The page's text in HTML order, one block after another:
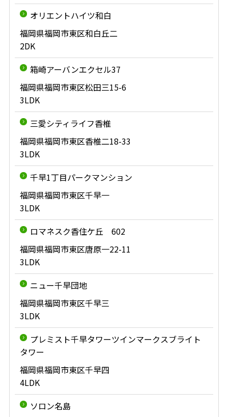
オリエントハイツ和白
福岡県福岡市東区和白丘二
2DK
箱崎アーバンエクセル37
福岡県福岡市東区松田三15-6
3LDK
三愛シティライフ香椎
福岡県福岡市東区香椎二18-33
3LDK
千早1丁目パークマンション
福岡県福岡市東区千早一
3LDK
ロマネスク香住ケ丘 602
福岡県福岡市東区唐原一22-11
3LDK
ニュー千早団地
福岡県福岡市東区千早三
3LDK
プレミスト千早タワーツインマークスブライト
タワー
福岡県福岡市東区千早四
4LDK
ソロン名島